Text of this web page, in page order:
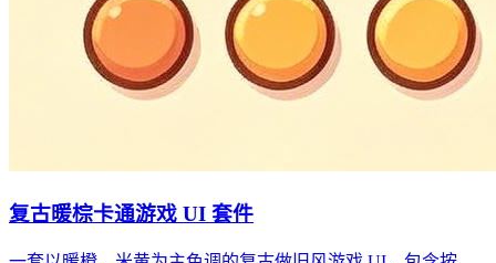
复古暖棕卡通游戏 UI 套件